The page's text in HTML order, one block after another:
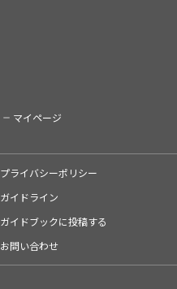
マイページ
プライバシーポリシー
ガイドライン
ガイドブックに投稿する
お問い合わせ